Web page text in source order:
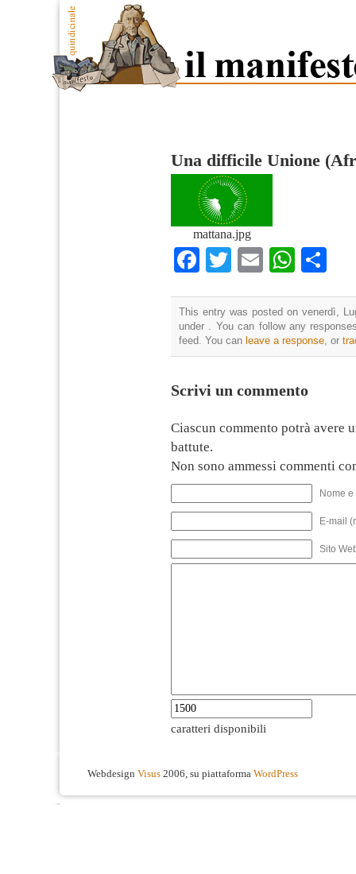
Una difficile Unione
mattana.jpg
Facebook
TwitterEmail
This entry was posted on venerdì,
under . You can follow any
feed. You can leave a response, or
Scrivi un commento
Ciascun commento potrà avere
battute.
Non sono ammessi commenti
Nome
E-mail
Sito
caratteri disponibili
Webdesign Visus 2006, su piattaforma WordPress